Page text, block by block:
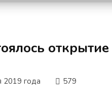
2019 года 579